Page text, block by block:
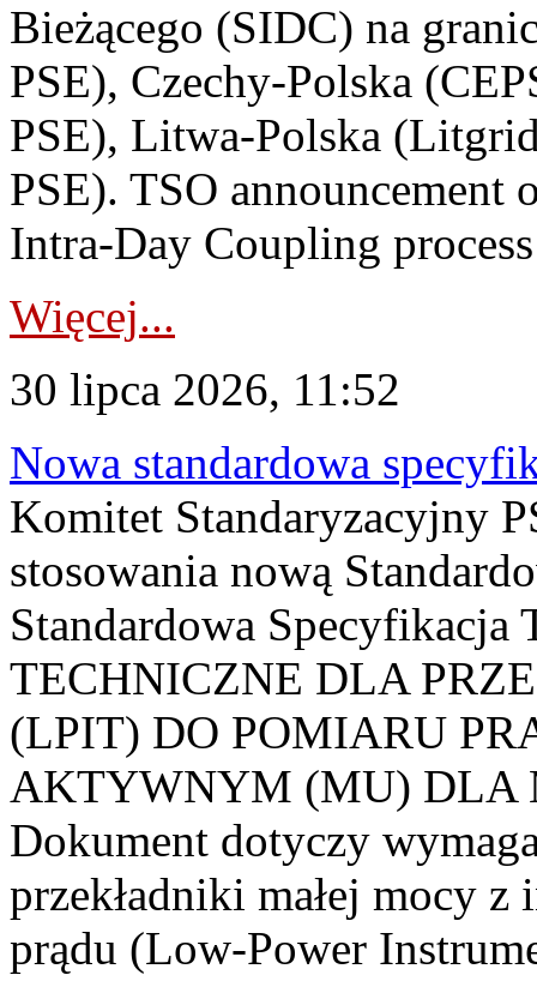
Bieżącego (SIDC) na
PSE), Czechy-Polska
PSE), Litwa-Polska
PSE). TSO announcement
Intra-Day Coupling
Więcej...
30 lipca 2026, 11:52
Nowa standardowa
Komitet Standaryzacyjny
stosowania nową
Standardowa
TECHNICZNE DLA
(LPIT) DO POMIARU
AKTYWNYM (MU) DLA
Dokument dotyczy
przekładniki małej mocy
prądu (Low-Power